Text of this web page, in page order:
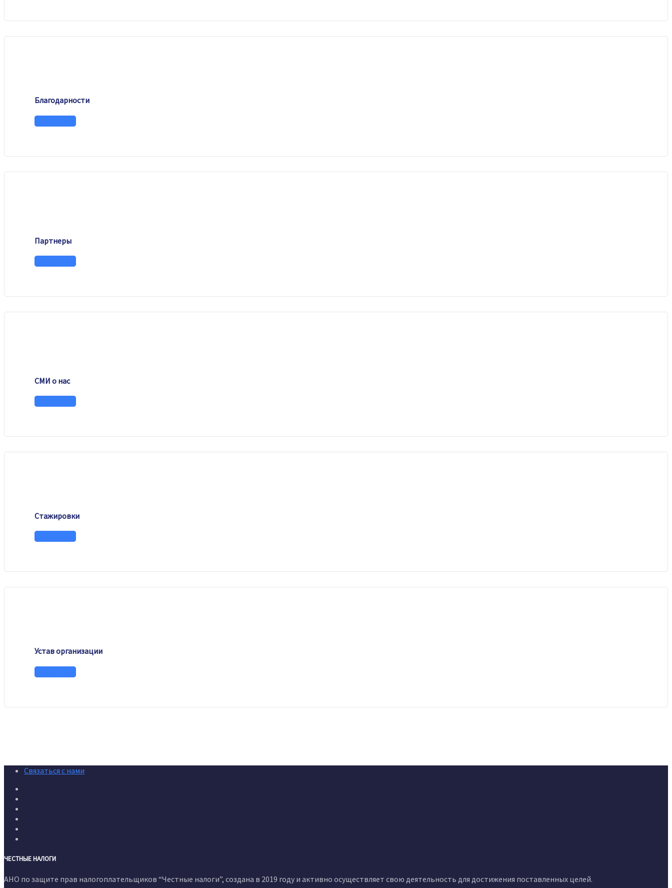
Благодарности
Партнеры
СМИ о нас
Стажировки
Устав организации
Связаться с нами
ЧЕСТНЫЕ НАЛОГИ
АНО по защите прав налогоплательщиков “Честные налоги”, создана в 2019 году и активно осуществляет свою деятельность для достижения поставленных целей.